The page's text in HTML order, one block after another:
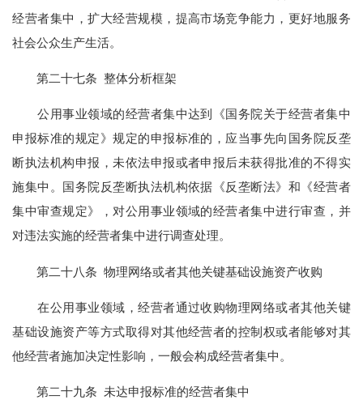
经营者集中，扩大经营规模，提高市场竞争能力，更好地服务
社会公众生产生活。
第二十七条 整体分析框架
公用事业领域的经营者集中达到《国务院关于经营者集中
申报标准的规定》规定的申报标准的，应当事先向国务院反垄
断执法机构申报，未依法申报或者申报后未获得批准的不得实
施集中。国务院反垄断执法机构依据《反垄断法》和《经营者
集中审查规定》，对公用事业领域的经营者集中进行审查，并
对违法实施的经营者集中进行调查处理。
第二十八条 物理网络或者其他关键基础设施资产收购
在公用事业领域，经营者通过收购物理网络或者其他关键
基础设施资产等方式取得对其他经营者的控制权或者能够对其
他经营者施加决定性影响，一般会构成经营者集中。
第二十九条 未达申报标准的经营者集中